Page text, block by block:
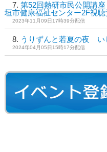
第52回熱研市民公開講
垣市健康福祉センター2F視聴
2023年11月09日17時39分配信
うりずんと若夏の夜 い
2024年04月05日15時17分配信